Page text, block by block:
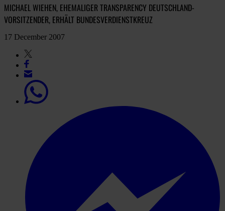
MICHAEL WIEHEN, EHEMALIGER TRANSPARENCY DEUTSCHLAND-
VORSITZENDER, ERHÄLT BUNDESVERDIENSTKREUZ
17 December 2007